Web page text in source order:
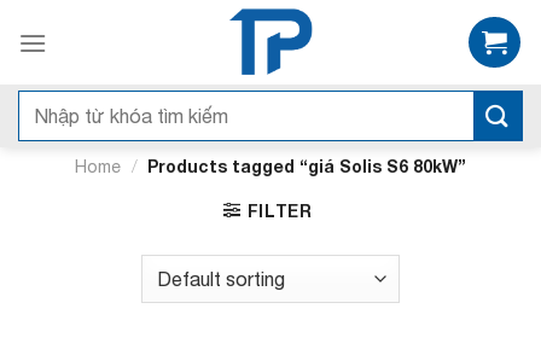
qua
dungSearch
Home / Products tagged “giá Solis S6 80kW”
FILTER